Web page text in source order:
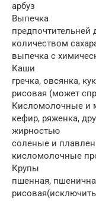
арбуз
Выпечка
количеством
выпечка с
Каши
гречка, овсянка,
рисовая (может
Кисломолочные и
кефир, ряженка,
жирностью
соленые и
кисломолочные
Крупы
пшенная,